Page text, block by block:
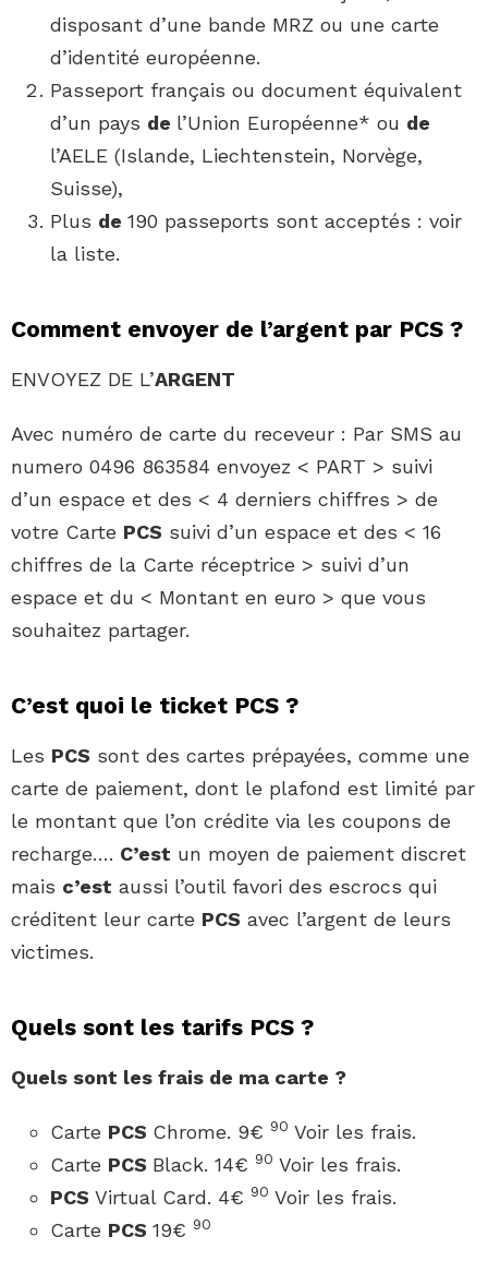
disposant d’une bande MRZ ou une carte
d’identité européenne.
Passeport français ou document équivalent
d’un pays de l’Union Européenne* ou de
l’AELE (Islande, Liechtenstein, Norvège,
Suisse),
Plus de 190 passeports sont acceptés : voir
la liste.
Comment envoyer de l’argent par PCS ?
ENVOYEZ DE L’ARGENT
Avec numéro de carte du receveur : Par SMS au
numero 0496 863584 envoyez < PART > suivi
d’un espace et des < 4 derniers chiffres > de
votre Carte PCS suivi d’un espace et des < 16
chiffres de la Carte réceptrice > suivi d’un
espace et du < Montant en euro > que vous
souhaitez partager.
C’est quoi le ticket PCS ?
Les PCS sont des cartes prépayées, comme une
carte de paiement, dont le plafond est limité par
le montant que l’on crédite via les coupons de
recharge…. C’est un moyen de paiement discret
mais c’est aussi l’outil favori des escrocs qui
créditent leur carte PCS avec l’argent de leurs
victimes.
Quels sont les tarifs PCS ?
Quels sont les frais de ma carte ?
Carte PCS Chrome. 9€ 90 Voir les frais.
Carte PCS Black. 14€ 90 Voir les frais.
PCS Virtual Card. 4€ 90 Voir les frais.
Carte PCS 19€ 90